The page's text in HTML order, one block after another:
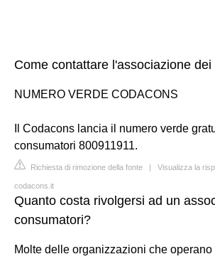
Come contattare l'associazione
NUMERO VERDE CODACONS
Il Codacons lancia il numero verde
consumatori 800911911.
Richiesta di rimozione della fonte | Visualizza la
codacons.it
Quanto costa rivolgersi ad un
consumatori?
Molte delle organizzazioni che operano